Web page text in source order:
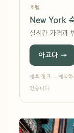
호텔
New York
실시간 가격과
아고다 →
제휴 링크 — 예약
있습니다.